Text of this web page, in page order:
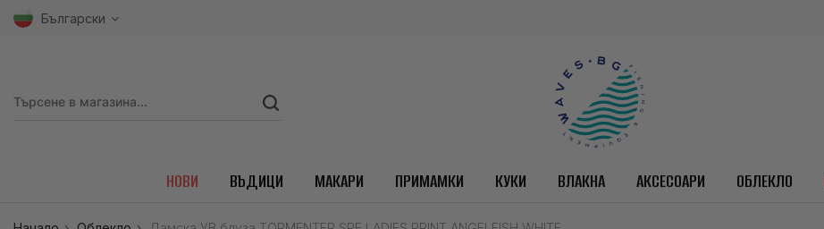
Български
НОВИ ВЪДИЦИ МАКАРИ ПРИМАМКИ КУКИ ВЛАКНА АКСЕСОАРИ ОБЛЕКЛО